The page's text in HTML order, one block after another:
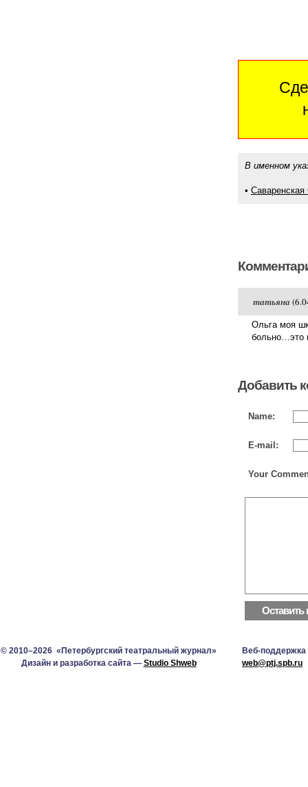
В именном
• Саваренская
татьяна
Ольга моя
больно…это
Добавить
Name:
E-mail:
Your
© 2010–2026 «Петербургский театральный журнал»
Дизайн и разработка сайта — Studio Shweb
Веб-поддержка
web@ptj.spb.ru